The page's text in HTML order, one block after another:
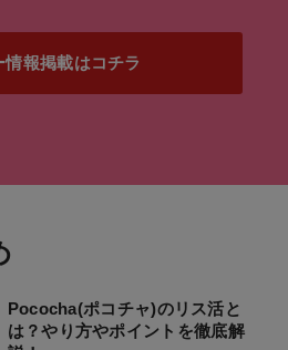
情報掲載はコチラ
Pococha(ポコチャ)のリス活と
は？やり方やポイントを徹底解